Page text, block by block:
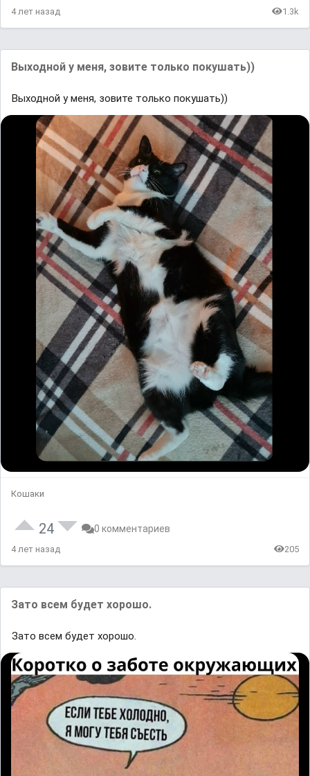
4 лет назад 1.3k
Выходной у меня, зовите только покушать))
Выходной у меня, зовите только покушать))
Кошаки
24 0 комментариев
4 лет назад 205
Зато всем будет хорошо.
Зато всем будет хорошо.